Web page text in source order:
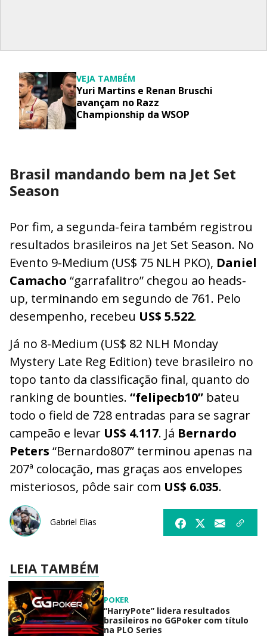
VEJA TAMBÉM
Yuri Martins e Renan Bruschi
avançam no Razz
Championship da WSOP
Brasil mandando bem na Jet Set
Season
Por fim, a segunda-feira também registrou
resultados brasileiros na Jet Set Season. No
Evento 9-Medium (US$ 75 NLH PKO), Daniel
Camacho “garrafalitro” chegou ao heads-
up, terminando em segundo de 761. Pelo
desempenho, recebeu US$ 5.522.
Já no 8-Medium (US$ 82 NLH Monday
Mystery Late Reg Edition) teve brasileiro no
topo tanto da classificação final, quanto do
ranking de bounties. “felipecb10” bateu
todo o field de 728 entradas para se sagrar
campeão e levar US$ 4.117. Já Bernardo
Peters “Bernardo807” terminou apenas na
207ª colocação, mas graças aos envelopes
misteriosos, pôde sair com US$ 6.035.
Gabriel Elias
LEIA TAMBÉM
POKER
“HarryPote” lidera resultados
brasileiros no GGPoker com título
na PLO Series